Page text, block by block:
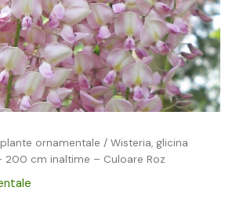
ornamentale / Wisteria, glicina
200 cm inaltime – Culoare Roz